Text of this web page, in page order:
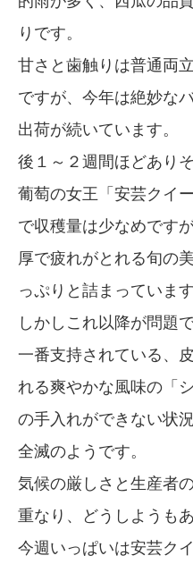
りです。
甘さと歯触りは普通両
ですが、今年は絶妙な
出荷が続いています。
後１～２週間ほどありそ
葡萄の女王「安芸クイ
で収穫量は少なめです
厚で疲れがとれる旬の
っぷりと詰まっています
しかしこれ以降が問題
一番支持されている、
れる爽やかな風味の「
の手入れができない状
全滅のようです。
気候の厳しさと生産者
重なり、どうしようも
今週いっぱいは安芸ク